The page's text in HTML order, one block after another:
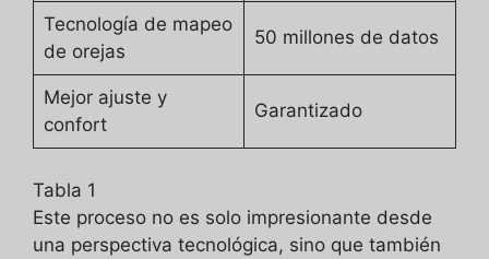
Tecnología de mapeo
de orejas
50 millones de datos
Mejor ajuste y
confort
Garantizado
Tabla 1
Este proceso no es solo impresionante desde
una perspectiva tecnológica, sino que también